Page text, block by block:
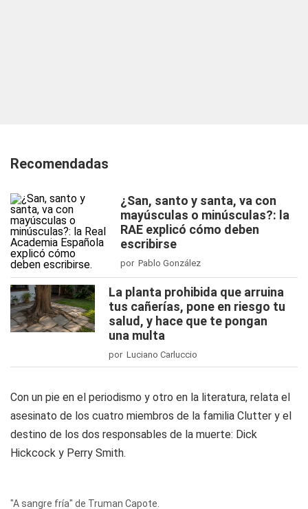
Recomendadas
¿San, santo y santa, va con
mayúsculas o minúsculas?: la
RAE explicó cómo deben
escribirse
por Pablo González
La planta prohibida que arruina
tus cañerías, pone en riesgo tu
salud, y hace que te pongan
una multa
por Luciano Carluccio
Con un pie en el periodismo y otro en la literatura, relata el
asesinato de los cuatro miembros de la familia Clutter y el
destino de los dos responsables de la muerte: Dick
Hickcock y Perry Smith.
"A sangre fría" de Truman Capote.